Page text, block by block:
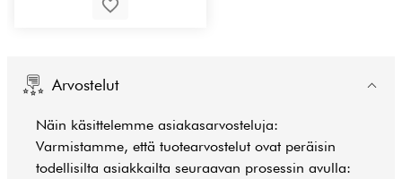
Arvostelut
Näin käsittelemme asiakasarvosteluja:
Varmistamme, että tuotearvostelut ovat peräisin
todellisilta asiakkailta seuraavan prosessin avulla: